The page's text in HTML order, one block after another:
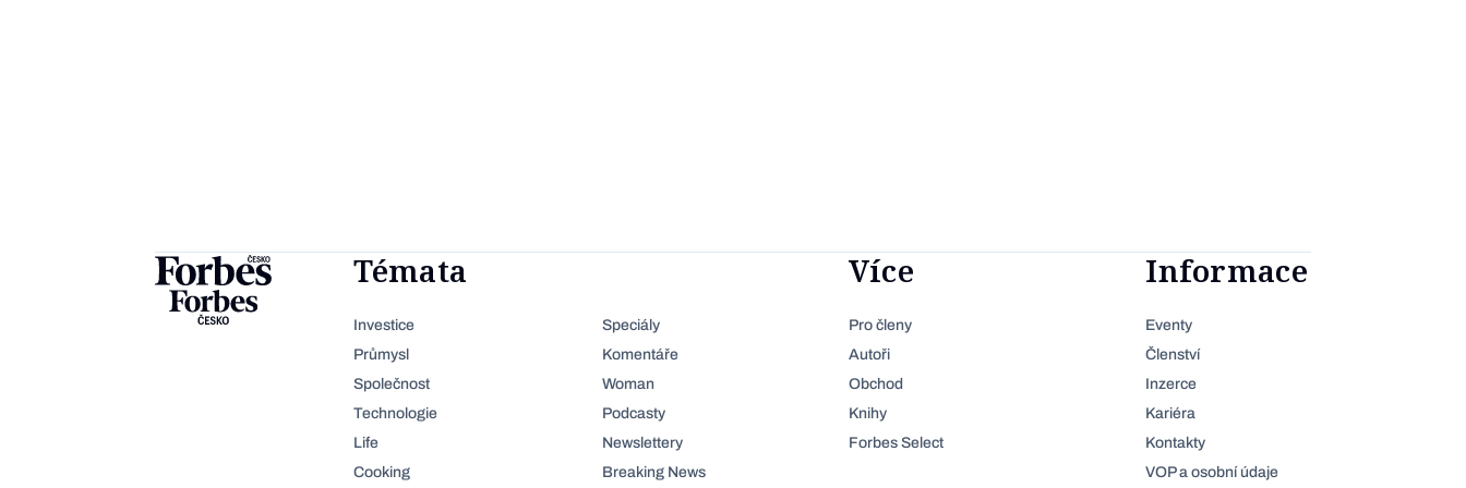
Témata
Investice
Průmysl
Společnost
Technologie
Life
Cooking
Speciály
Komentáře
Woman
Podcasty
Newslettery
Breaking News
Více
Pro členy
Autoři
Obchod
Knihy
Forbes Select
Informace
Eventy
Členství
Inzerce
Kariéra
Kontakty
VOP a osobní údaje